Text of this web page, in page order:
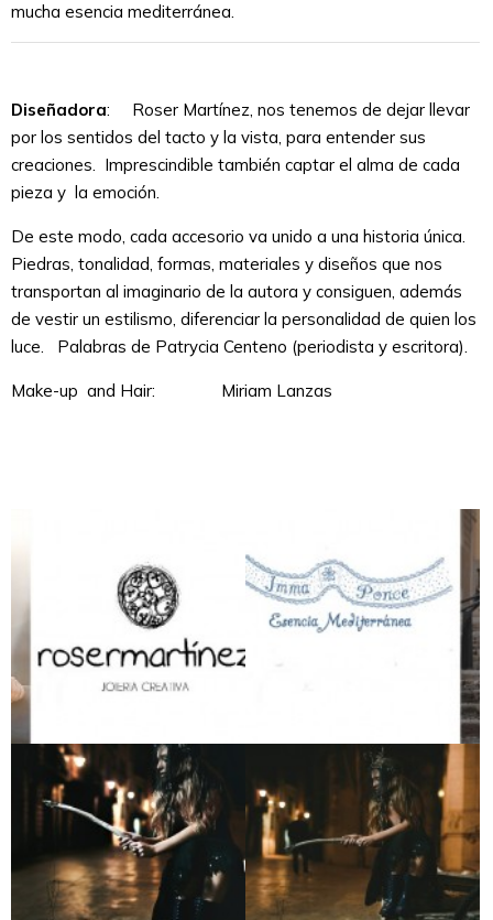
mucha esencia mediterránea.
Diseñadora: Roser Martínez, nos tenemos de dejar llevar
por los sentidos del tacto y la vista, para entender sus
creaciones. Imprescindible también captar el alma de cada
pieza y la emoción.
De este modo, cada accesorio va unido a una historia única.
Piedras, tonalidad, formas, materiales y diseños que nos
transportan al imaginario de la autora y consiguen, además
de vestir un estilismo, diferenciar la personalidad de quien los
luce. Palabras de Patrycia Centeno (periodista y escritora).
Make-up and Hair: Miriam Lanzas